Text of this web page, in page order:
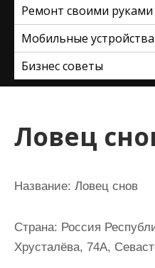
Ремонт своими руками
Мобильные
Бизнес советы
Ловец
Название: Ловец снов
Страна: Россия
Хрусталёва, 74А,